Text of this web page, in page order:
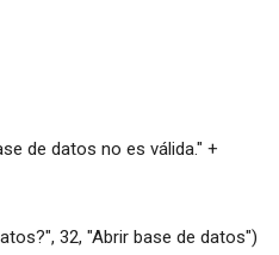
de datos no es válida." +
32, "Abrir base de datos")